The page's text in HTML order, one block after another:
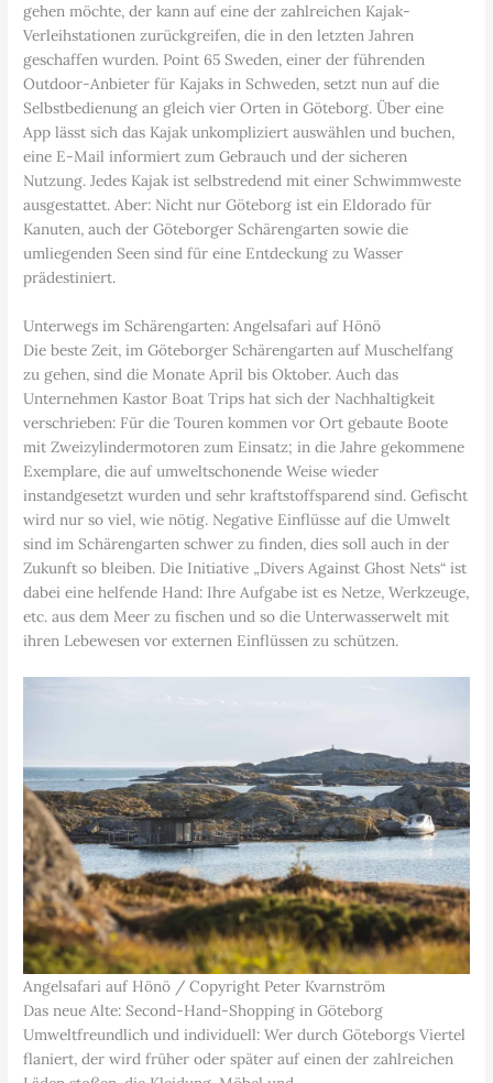
gehen möchte, der kann auf eine der zahlreichen Kajak-
Verleihstationen zurückgreifen, die in den letzten Jahren
geschaffen wurden. Point 65 Sweden, einer der führenden
Outdoor-Anbieter für Kajaks in Schweden, setzt nun auf die
Selbstbedienung an gleich vier Orten in Göteborg. Über eine
App lässt sich das Kajak unkompliziert auswählen und buchen,
eine E-Mail informiert zum Gebrauch und der sicheren
Nutzung. Jedes Kajak ist selbstredend mit einer Schwimmweste
ausgestattet. Aber: Nicht nur Göteborg ist ein Eldorado für
Kanuten, auch der Göteborger Schärengarten sowie die
umliegenden Seen sind für eine Entdeckung zu Wasser
prädestiniert.
Unterwegs im Schärengarten: Angelsafari auf Hönö
Die beste Zeit, im Göteborger Schärengarten auf Muschelfang
zu gehen, sind die Monate April bis Oktober. Auch das
Unternehmen Kastor Boat Trips hat sich der Nachhaltigkeit
verschrieben: Für die Touren kommen vor Ort gebaute Boote
mit Zweizylindermotoren zum Einsatz; in die Jahre gekommene
Exemplare, die auf umweltschonende Weise wieder
instandgesetzt wurden und sehr kraftstoffsparend sind. Gefischt
wird nur so viel, wie nötig. Negative Einflüsse auf die Umwelt
sind im Schärengarten schwer zu finden, dies soll auch in der
Zukunft so bleiben. Die Initiative „Divers Against Ghost Nets“ ist
dabei eine helfende Hand: Ihre Aufgabe ist es Netze, Werkzeuge,
etc. aus dem Meer zu fischen und so die Unterwasserwelt mit
ihren Lebewesen vor externen Einflüssen zu schützen.
Angelsafari auf Hönö / Copyright Peter Kvarnström
Das neue Alte: Second-Hand-Shopping in Göteborg
Umweltfreundlich und individuell: Wer durch Göteborgs Viertel
flaniert, der wird früher oder später auf einen der zahlreichen